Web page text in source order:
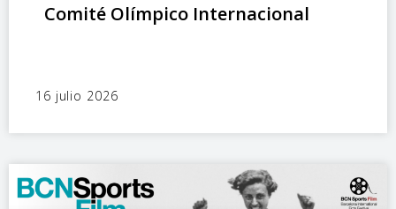
Comité Olímpico Internacional
16 julio 2026